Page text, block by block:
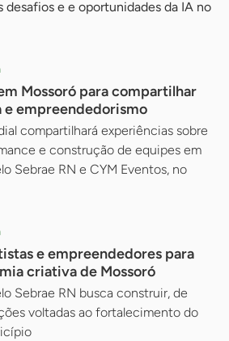
desafios e e oportunidades da IA no
Mossoró para compartilhar
e empreendedorismo
compartilhará experiências sobre
e construção de equipes em
Sebrae RN e CYM Eventos, no
e empreendedores para
criativa de Mossoró
Sebrae RN busca construir, de
voltadas ao fortalecimento do